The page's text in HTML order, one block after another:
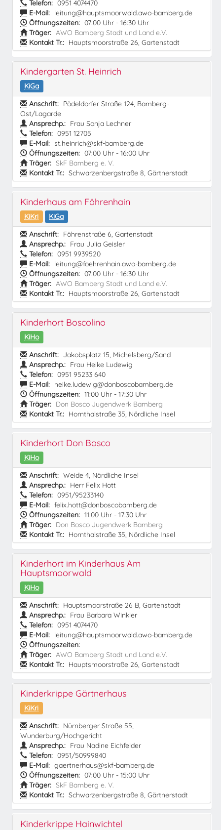
Telefon: 0951 4074470
E-Mail: leitung@hauptsmoorwald.awo-bamberg.de
Öffnungszeiten: 07:00 Uhr - 16:30 Uhr
Träger: AWO Bamberg Stadt und Land e.V.
Kontakt Tr.: Hauptsmoorstraße 26, Gartenstadt
Kindergarten St. Heinrich
KiGa
Anschrift: Pödeldorfer Straße 124, Bamberg-
Ost/Lagarde
Ansprechp.: Frau Sonja Lechner
Telefon: 0951 12705
E-Mail: st.heinrich@skf-bamberg.de
Öffnungszeiten: 07:00 Uhr - 16:00 Uhr
Träger: SkF Bamberg e. V.
Kontakt Tr.: Schwarzenbergstraße 8, Gärtnerstadt
Kinderhaus am Föhrenhain
KiKri
KiGa
Anschrift: Föhrenstraße 6, Gartenstadt
Ansprechp.: Frau Julia Geisler
Telefon: 0951 9939520
E-Mail: leitung@foehrenhain.awo-bamberg.de
Öffnungszeiten: 07:00 Uhr - 16:30 Uhr
Träger: AWO Bamberg Stadt und Land e.V.
Kontakt Tr.: Hauptsmoorstraße 26, Gartenstadt
Kinderhort Boscolino
KiHo
Anschrift: Jakobsplatz 15, Michelsberg/Sand
Ansprechp.: Frau Heike Ludewig
Telefon: 0951 95233 640
E-Mail: heike.ludewig@donboscobamberg.de
Öffnungszeiten: 11:00 Uhr - 17:30 Uhr
Träger: Don Bosco Jugendwerk Bamberg
Kontakt Tr.: Hornthalstraße 35, Nördliche Insel
Kinderhort Don Bosco
KiHo
Anschrift: Weide 4, Nördliche Insel
Ansprechp.: Herr Felix Hott
Telefon: 0951/95233140
E-Mail: felix.hott@donboscobamberg.de
Öffnungszeiten: 11:00 Uhr - 17:30 Uhr
Träger: Don Bosco Jugendwerk Bamberg
Kontakt Tr.: Hornthalstraße 35, Nördliche Insel
Kinderhort im Kinderhaus Am
Hauptsmoorwald
KiHo
Anschrift: Hauptsmoorstraße 26 B, Gartenstadt
Ansprechp.: Frau Barbara Winkler
Telefon: 0951 4074470
E-Mail: leitung@hauptsmoorwald.awo-bamberg.de
Öffnungszeiten:
Träger: AWO Bamberg Stadt und Land e.V.
Kontakt Tr.: Hauptsmoorstraße 26, Gartenstadt
Kinderkrippe Gärtnerhaus
KiKri
Anschrift: Nürnberger Straße 55,
Wunderburg/Hochgericht
Ansprechp.: Frau Nadine Eichfelder
Telefon: 0951/50999840
E-Mail: gaertnerhaus@skf-bamberg.de
Öffnungszeiten: 07:00 Uhr - 15:00 Uhr
Träger: SkF Bamberg e. V.
Kontakt Tr.: Schwarzenbergstraße 8, Gärtnerstadt
Kinderkrippe Hainwichtel